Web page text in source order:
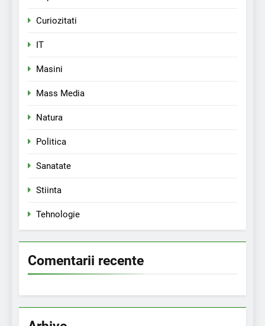
Curiozitati
IT
Masini
Mass Media
Natura
Politica
Sanatate
Stiinta
Tehnologie
Comentarii recente